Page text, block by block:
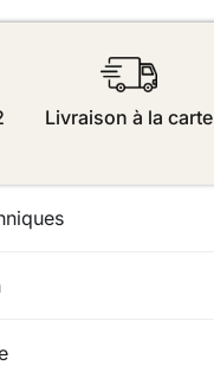
Livraison à la carte